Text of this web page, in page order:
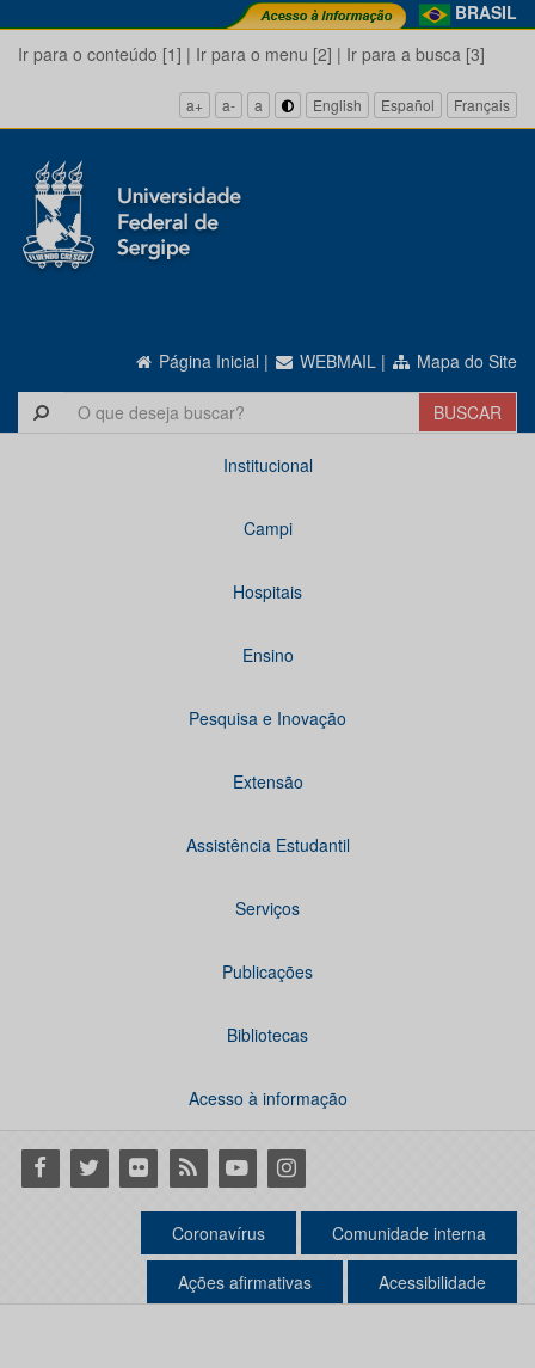
BRASIL
Ir para o conteúdo [1] | Ir para o menu [2] | Ir para a busca [3]
a+ a- a English Español Français
Página Inicial | WEBMAIL | Mapa do Site
Institucional
Campi
Hospitais
Ensino
Pesquisa e Inovação
Extensão
Assistência Estudantil
Serviços
Publicações
Bibliotecas
Acesso à informação
Facebook
Twitter Flickr RSS YoutubeInstagram
Coronavírus Comunidade interna
Ações afirmativas Acessibilidade